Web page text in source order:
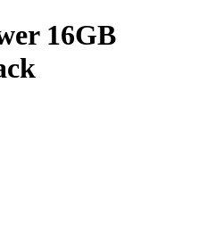
16GB